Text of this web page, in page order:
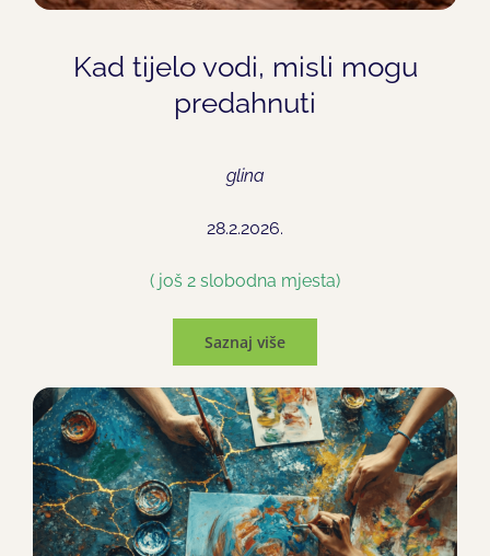
Kad tijelo vodi, misli mogu
predahnuti
glina
28.2.2026.
( još 2 slobodna mjesta)
Saznaj više